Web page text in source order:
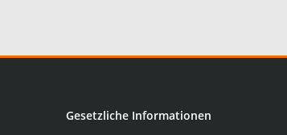
Gesetzliche Informationen